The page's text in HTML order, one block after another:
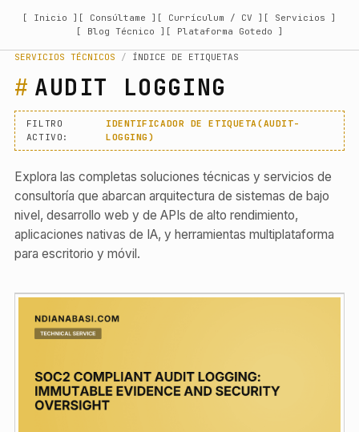
[ Inicio ] [ Consúltame ] [ Currículum / CV ] [ Servicios ]
[ Blog Técnico ] [ Plataforma Gotedo ]
SERVICIOS TÉCNICOS / ÍNDICE DE ETIQUETAS
AUDIT LOGGING
FILTRO
ACTIVO:
IDENTIFICADOR DE ETIQUETA(AUDIT-
LOGGING)
Explora las completas soluciones técnicas y servicios de
consultoría que abarcan arquitectura de sistemas de bajo
nivel, desarrollo web y de APIs de alto rendimiento,
aplicaciones nativas de IA, y herramientas multiplataforma
para escritorio y móvil.